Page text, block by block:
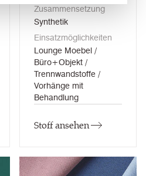
Zusammensetzung
Synthetik
Einsatzmöglichkeiten
Lounge Moebel /
Büro+Objekt /
Trennwandstoffe /
Vorhänge mit
Behandlung
Stoff ansehen